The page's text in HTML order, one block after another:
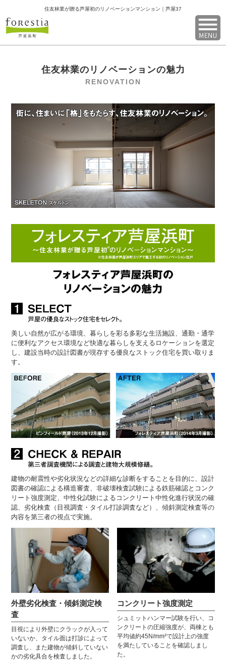
住友林業が贈る芦屋初のリノベーションマンション｜芦屋37
住友林業のリノベーションの魅力
RENOVATION
美しい自然が広がる環境、暮らしを彩る多彩な生活施設、通勤・通学
に便利なアクセス環境など快適な暮らしを支えるロケーションを選定
し、建設当時の設計図書が現存する優良なストック住宅を買い取りま
す。
建物の耐震性や劣化状況などの詳細な診断をすることを目的に、設計
図書の確認による構造審査、非破壊検査試験による鉄筋確認とコンク
リート強度測定、中性化試験によるコンクリート中性化進行状況の確
認、劣化検査（目視調査・タイル打診調査など）、傾斜測定検査等の
内容を第三者の視点で実施。
外壁劣化検査・傾斜測定検
査
目視により外壁にクラックが入って
いないか、タイル面は打診によって
調査し、また建物が傾斜していない
かの劣化具合を検査しました。
コンクリート強度測定
シュミットハンマー試験を行い、コ
ンクリートの圧縮強度が、両棟とも
平均値約45N/mm²で設計上の強度
を満たしていることを確認しまし
た。